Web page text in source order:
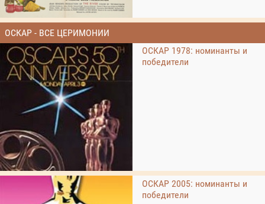
ОСКАР - ВСЕ ЦЕРИМОНИИ
ОСКАР 1978: номинанты и
победители
ОСКАР 2005: номинанты и
победители